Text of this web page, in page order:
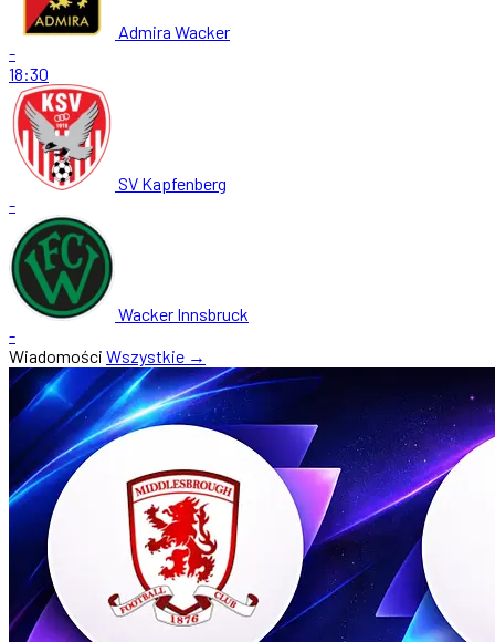
Admira Wacker
-
18:30
SV Kapfenberg
-
Wacker Innsbruck
-
Wiadomości Wszystkie →